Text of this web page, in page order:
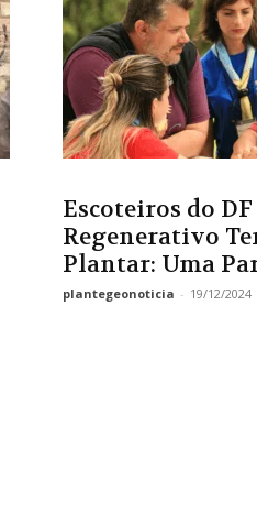
Escoteiros do
Regenerativo
Plantar: Uma
plantegeonoticia - 19/12/2024